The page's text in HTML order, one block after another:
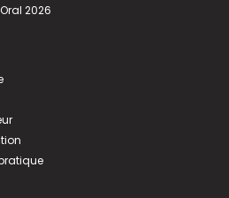
2026